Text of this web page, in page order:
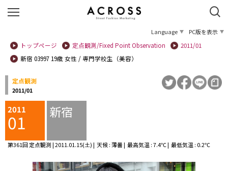
Language
PC版を表示
トップページ
定点観測/Fixed Point Observation
2011/01
新宿 03997 19歳 女性 / 専門学校生（美容）
定点観測
2011/01
2011
01 新宿
第361回 定点観測 | 2011.01.15(土) | 天候 : 薄曇 | 最高気温 : 7.4℃ | 最低気温 : 0.2℃